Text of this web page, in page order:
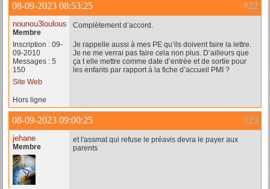
#22
08-09-2023 08:53:25
nounou3loulous
Membre
Inscription : 09-
09-2010
Messages : 5
150
Site Web
Complètement d’accord.
Je rappelle aussi à mes PE qu’ils doivent faire la lettre.
Je ne me verrai pas faire cela non plus. D’ailleurs que
ça t elle mettre comme date d’entrée et de sortie pour
les enfants par rapport à la fiche d’accueil PMI ?
Hors ligne
#23
08-09-2023 09:00:25
jehane
Membre
et l'assmat qui refuse le préavis devra le payer aux
parents